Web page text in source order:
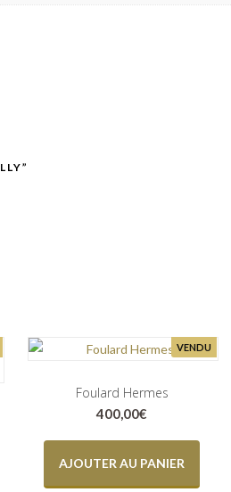
VENDU
Foulard Hermes
400,00€
AJOUTER AU PANIER